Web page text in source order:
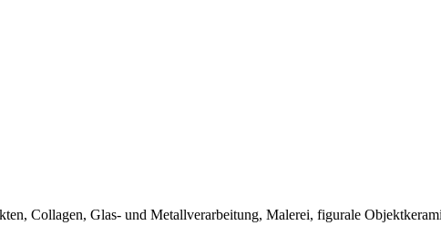
Collagen, Glas- und Metallverarbeitung, Malerei, figurale